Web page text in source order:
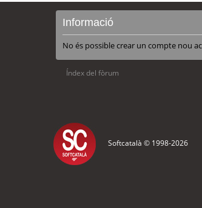
Informació
No és possible crear un compte nou
Índex del fòrum
Softcatalà © 1998-2026